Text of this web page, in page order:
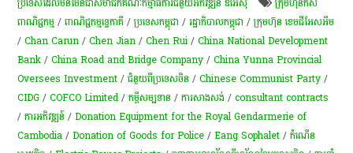
ពាណិជ្ជកម្ម /ពាណិជ្ជកម្ម​ទ្វេ​ភាគី​ /ប្រទេសកម្ពុជា /រដ្ឋាភិបាលកម្ពុជា /ក្រុមហ៊ុន ខេមជីអែសអឹម
/Chan Carun /Chen Jian /Chen Rui /China National Development
Bank /China Road and Bridge Company /China Yunna Provincial
Oversees Investment /ជំនួយពីប្រទេសចិន /Chinese Communist Party /
CIDG /COFCO Limited /កម្ចី​សម្បទាន​ /ការសាងសង់ /consultant contracts
/ការអភិវឌ្ឍន៍ /Donation Equipment for the Royal Gendarmerie of
Cambodia /Donation of Goods for Police /Eang Sophalet /កំណើន​